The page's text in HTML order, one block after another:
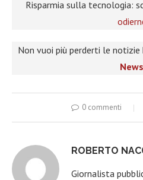
Risparmia sulla tecnologia:
Non vuoi più perderti le notizie
News
0 commenti
ROBERTO
Giornalista